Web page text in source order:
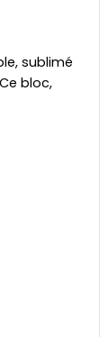
sublimé
bloc,